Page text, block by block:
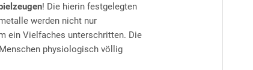
! Die hierin festgelegten
werden nicht nur
ein Vielfaches unterschritten. Die
physiologisch völlig